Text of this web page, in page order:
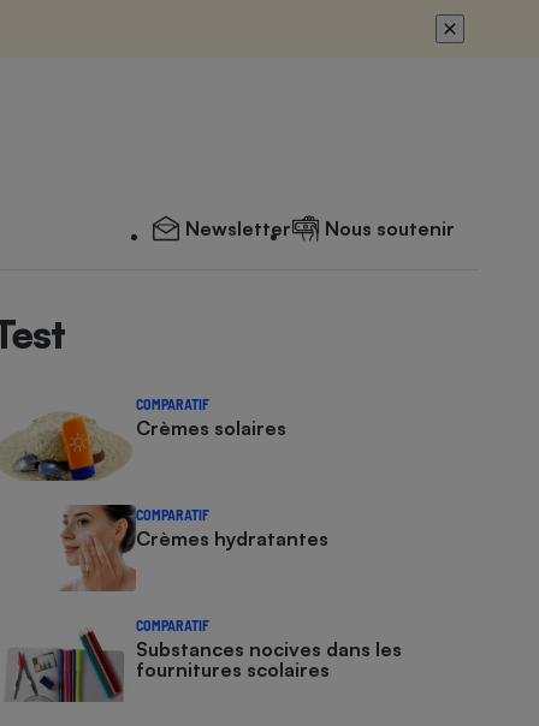
Newsletter Nous soutenir
COMPARATIF
Crèmes solaires
COMPARATIF
Crèmes hydratantes
COMPARATIF
Substances nocives dans les
fournitures scolaires